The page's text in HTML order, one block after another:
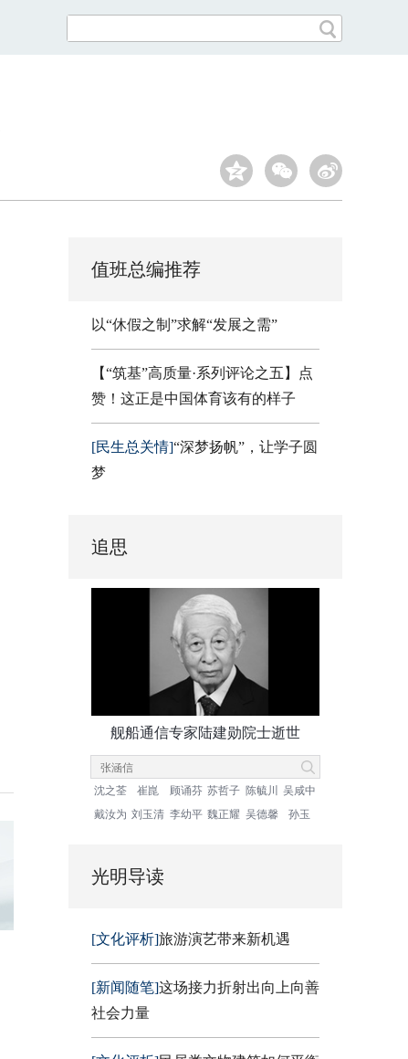
值班总编推荐
以“休假之制”求解“发展之需”
【“筑基”高质量·系列评论之五】点
赞！这正是中国体育该有的样子
[民生总关情]“深梦扬帆”，让学子圆
梦
追思
舰船通信专家陆建勋院士逝世
沈之荃 崔崑 顾诵芬 苏哲子 陈毓川
吴咸中
戴汝为 刘玉清 李幼平 魏正耀 吴德馨 孙玉
光明导读
[文化评析]旅游演艺带来新机遇
[新闻随笔]这场接力折射出向上向善
社会力量